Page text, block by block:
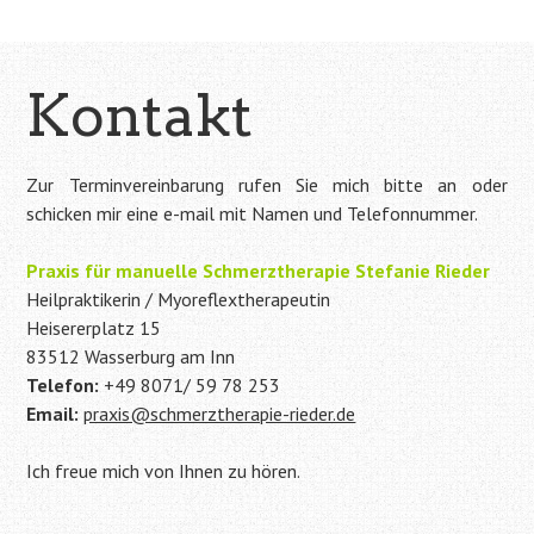
Kontakt
Zur Terminvereinbarung rufen Sie mich bitte an oder
schicken mir eine e-mail mit Namen und Telefonnummer.
Praxis für manuelle Schmerztherapie Stefanie Rieder
Heilpraktikerin / Myoreflextherapeutin
Heisererplatz 15
83512 Wasserburg am Inn
Telefon: +49 8071/ 59 78 253
Email: praxis@schmerztherapie-rieder.de
Ich freue mich von Ihnen zu hören.